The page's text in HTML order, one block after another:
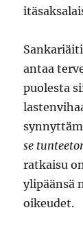
antaa
puolesta
se
ratkaisu
ylipäänsä
oikeudet.